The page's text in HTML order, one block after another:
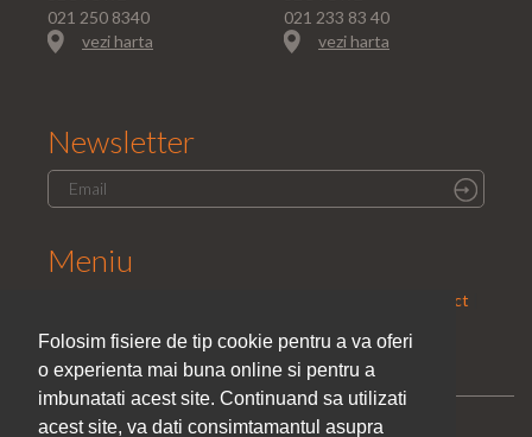
Folosim fisiere de tip cookie pentru a va oferi
o experienta mai buna online si pentru a
imbunatati acest site. Continuand sa utilizati
acest site, va dati consimtamantul asupra
021 250 8340
vezi harta
021 233 83 40
vezi harta
Newsletter
Meniu
Contact